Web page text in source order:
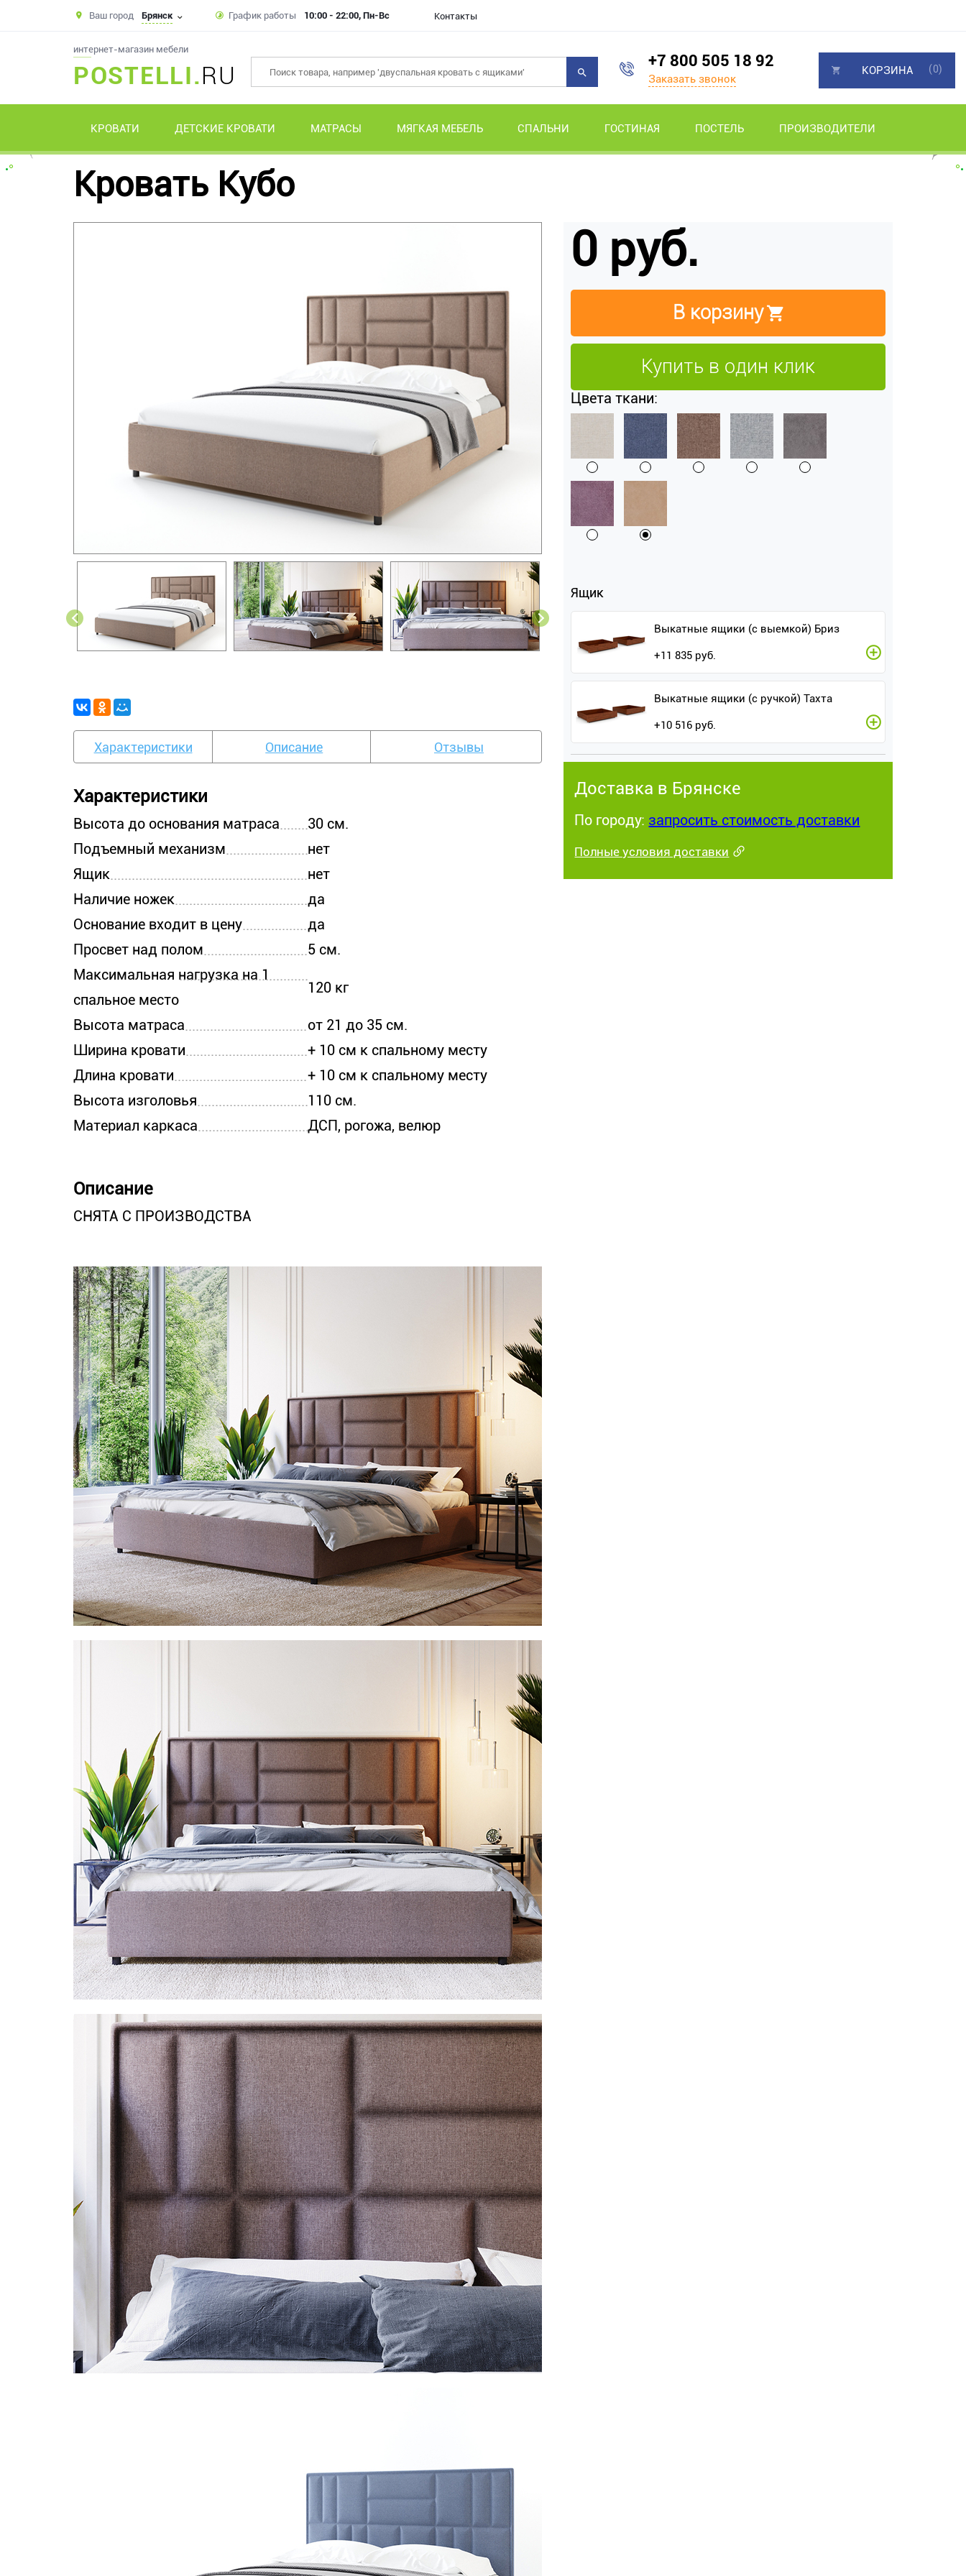
Ваш город Брянск График работы 10:00 - 22:00, Пн-Вс Контакты
интернет-магазин мебели
POSTELLI.RU
+7 800 505 18 92
Заказать звонок
КРОВАТИ ДЕТСКИЕ КРОВАТИ МАТРАСЫ МЯГКАЯ МЕБЕЛЬ СПАЛЬНИ ГОСТИНАЯ ПОСТЕЛЬ ПРОИЗВОДИТЕЛИ
КОРЗИНА (0)
Кровать Кубо
Характеристики Описание Отзывы
Характеристики
Высота до основания матраса
30 см.
Подъемный механизм
нет
Ящик
нет
Наличие ножек
да
Основание входит в цену
да
Просвет над полом
5 см.
Максимальная нагрузка на 1
спальное место
120 кг
Высота матраса
от 21 до 35 см.
Ширина кровати
+ 10 см к спальному месту
Длина кровати
+ 10 см к спальному месту
Высота изголовья
110 см.
Материал каркаса
ДСП, рогожа, велюр
Описание
СНЯТА С ПРОИЗВОДСТВА
0 руб.
В корзину
Купить в один клик
Цвета ткани:
Ящик
Выкатные ящики (с выемкой) Бриз
+11 835 руб.
Выкатные ящики (с ручкой) Тахта
+10 516 руб.
Доставка в Брянске
По городу: запросить стоимость доставки
Полные условия доставки